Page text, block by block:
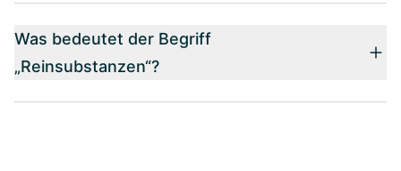
Was bedeutet der Begriff
„Reinsubstanzen“?